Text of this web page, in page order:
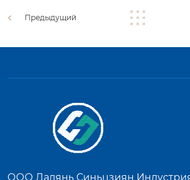
Предыдущий
ООО Далянь Синьцзиян